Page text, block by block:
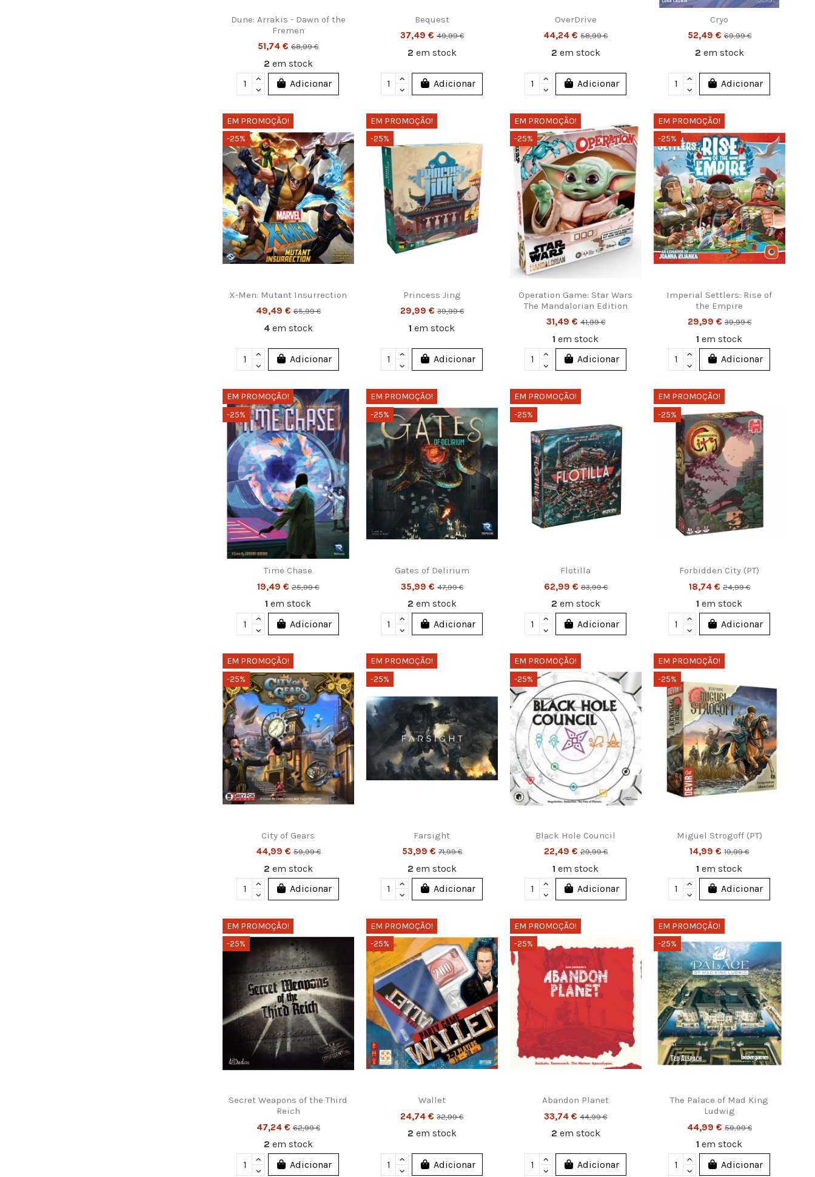
Dune: Arrakis - Dawn of the
Fremen
51,74 €68,99 €
2 em stock
Adicionar
Bequest
37,49 €49,99 €
2 em stock
Adicionar
OverDrive
44,24 €58,99 €
2 em stock
Adicionar
Cryo
52,49 € 69,99 €
2 em stock
Adicionar
EM PROMOÇÃO!
-25%
X-Men: Mutant Insurrection
49,49 €65,99 €
4 em stock
Adicionar
EM PROMOÇÃO!
-25%
Princess Jing
29,99 €39,99 €
1em stock
Adicionar
EM PROMOÇÃO!
-25%
Operation Game: Star Wars
The Mandalorian Edition
31,49 €41,99 €
1em stock
Adicionar
EM PROMOÇÃO!
-25%
Imperial Settlers: Rise of
the Empire
29,99 € 39,99 €
1em stock
Adicionar
EM PROMOÇÃO!
-25%
Time Chase
19,49 €25,99 €
1em stock
Adicionar
EM PROMOÇÃO!
-25%
Gates of Delirium
35,99 €47,99 €
2 em stock
Adicionar
EM PROMOÇÃO!
-25%
Flotilla
62,99 €83,99 €
2 em stock
Adicionar
EM PROMOÇÃO!
-25%
Forbidden City (PT)
18,74 € 24,99 €
1em stock
Adicionar
EM PROMOÇÃO!
-25%
City of Gears
44,99 €59,99 €
2 em stock
Adicionar
EM PROMOÇÃO!
-25%
Farsight
53,99 €71,99 €
2 em stock
Adicionar
EM PROMOÇÃO!
-25%
Black Hole Council
22,49 €29,99 €
1em stock
Adicionar
EM PROMOÇÃO!
-25%
Miguel Strogoff (PT)
14,99 €19,99 €
1em stock
Adicionar
EM PROMOÇÃO!
-25%
Secret Weapons of the Third
Reich
47,24 €62,99 €
2 em stock
Adicionar
EM PROMOÇÃO!
-25%
Wallet
24,74 €32,99 €
2 em stock
Adicionar
EM PROMOÇÃO!
-25%
Abandon Planet
33,74 €44,99 €
2 em stock
Adicionar
EM PROMOÇÃO!
-25%
The Palace of Mad King
Ludwig
44,99 € 59,99 €
1em stock
Adicionar
Informações Legais
Informação legal
Termos e Condições
Política de Privacidade
Política de Cookies
Trocas e Devoluções
Contacte-nos
Divercentro, Lda.
Rua D. Pedro Cristo, 53 Sala
C, D 3030-394 Coimbra
Armazém: 239 049 612 | Loja: 962 872 378
diver@diver.pt
Controle a sua privacidade